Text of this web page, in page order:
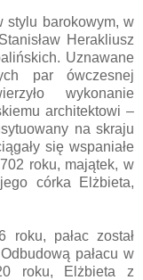
stylu barokowym, w
Herakliusz
Uznawane
par ówczesnej
wykonanie
architektowi –
na skraju
się wspaniałe
roku, majątek, w
córka Elżbieta,
pałac został
pałacu w
roku, Elżbieta z